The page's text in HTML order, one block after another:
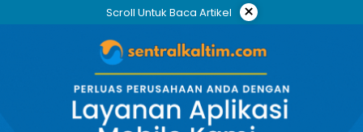
Scroll Untuk Baca Artikel ×